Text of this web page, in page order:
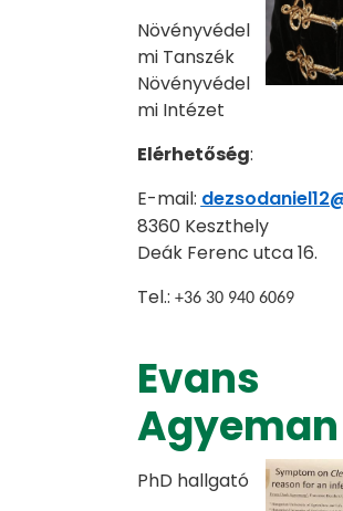
Növényvédel
mi Tanszék
Növényvédel
mi Intézet
Elérhetőség:
E-mail:
8360 Keszthely
Deák Ferenc utca 16.
Tel.: +36 30 940 6069
Evans
Agyeman
PhD hallgató